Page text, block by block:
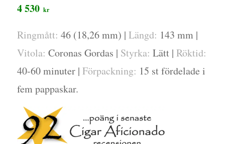
4 530 kr
Ringmått: 46 (18,26 mm) | Längd: 143 mm |
Vitola: Coronas Gordas | Styrka: Lätt | Röktid:
40-60 minuter | Förpackning: 15 st fördelade i
fem pappaskar.